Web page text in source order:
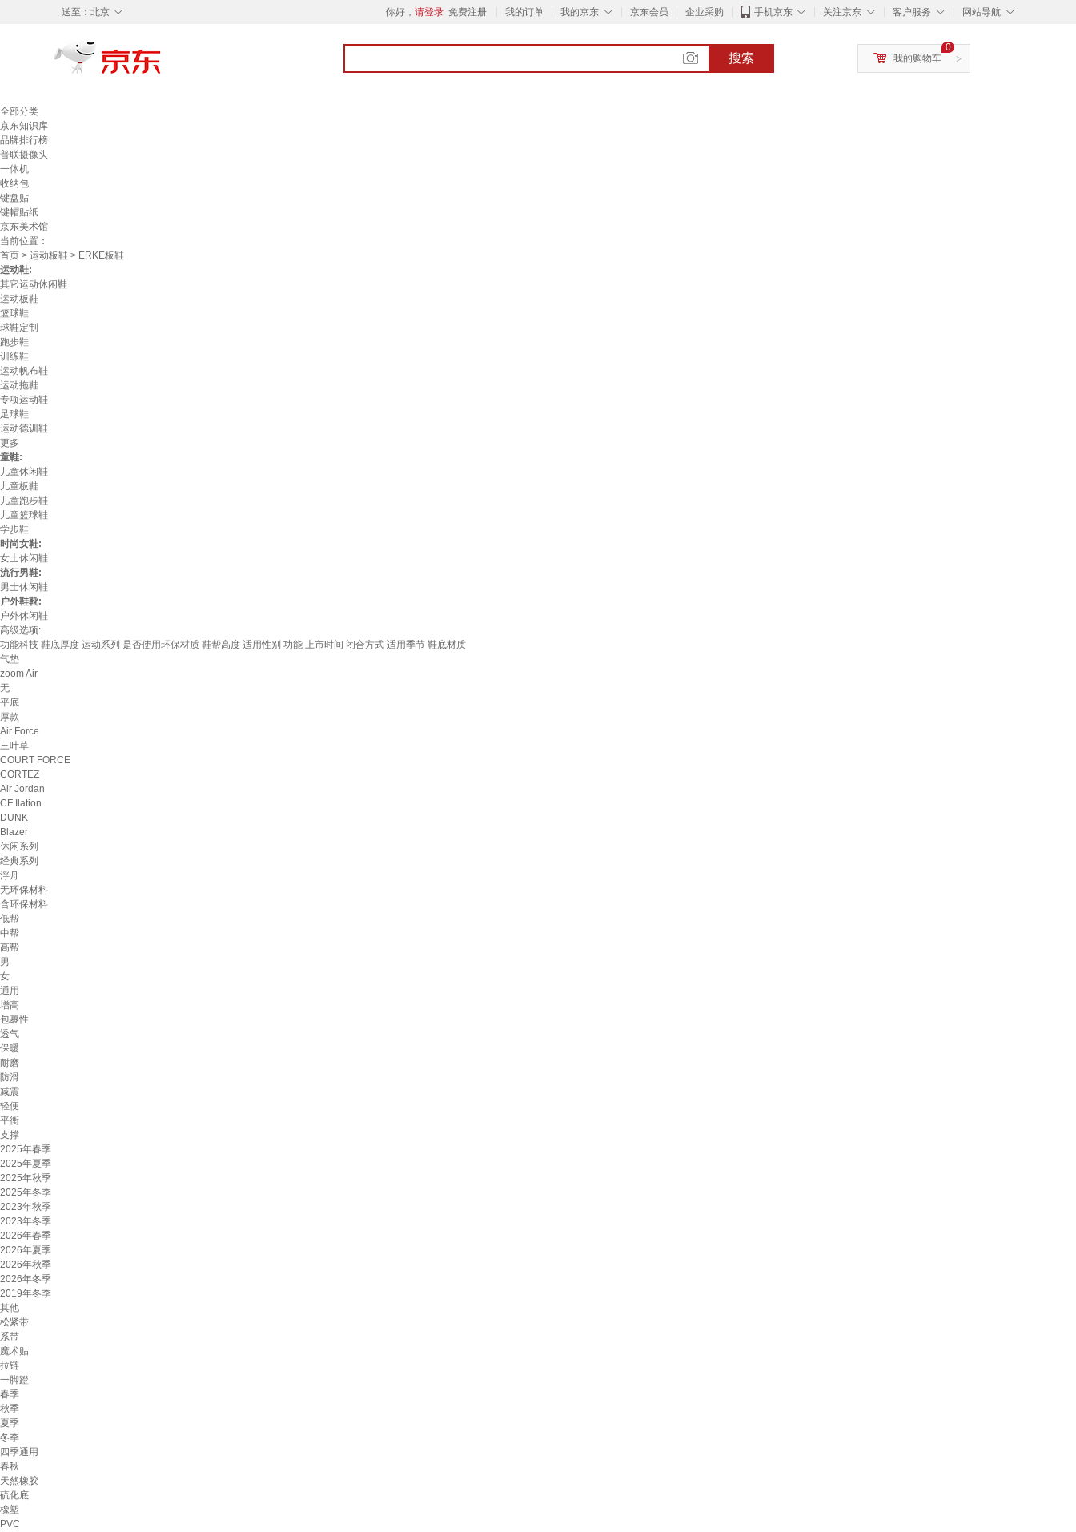
◇
送至： 北京 你好， 请登录 免费注册 我的订单 ◇
我的京东 京东会员 企业采购 ◇
手机京东 ◇
关注京东 ◇
客户服务 ◇
网站导航
搜索 >
0
我的购物车
全部分类
京东知识库
品牌排行榜
普联摄像头
一体机
收纳包
键盘贴
键帽贴纸
京东美术馆
当前位置：
首页 > 运动板鞋 > ERKE板鞋
运动鞋:
其它运动休闲鞋
运动板鞋
篮球鞋
球鞋定制
跑步鞋
训练鞋
运动帆布鞋
运动拖鞋
专项运动鞋
足球鞋
运动德训鞋
更多
童鞋:
儿童休闲鞋
儿童板鞋
儿童跑步鞋
儿童篮球鞋
学步鞋
时尚女鞋:
女士休闲鞋
流行男鞋:
男士休闲鞋
户外鞋靴:
户外休闲鞋
高级选项:
功能科技 鞋底厚度 运动系列 是否使用环保材质 鞋帮高度 适用性别 功能 上市时间 闭合方式 适用季节 鞋底材质
气垫
zoom Air
无
平底
厚款
Air Force
三叶草
COURT FORCE
CORTEZ
Air Jordan
CF Ilation
DUNK
Blazer
休闲系列
经典系列
浮舟
无环保材料
含环保材料
低帮
中帮
高帮
男
女
通用
增高
包裹性
透气
保暖
耐磨
防滑
减震
轻便
平衡
支撑
2025年春季
2025年夏季
2025年秋季
2025年冬季
2023年秋季
2023年冬季
2026年春季
2026年夏季
2026年秋季
2026年冬季
2019年冬季
其他
松紧带
系带
魔术贴
拉链
一脚蹬
春季
秋季
夏季
冬季
四季通用
春秋
天然橡胶
硫化底
橡塑
PVC